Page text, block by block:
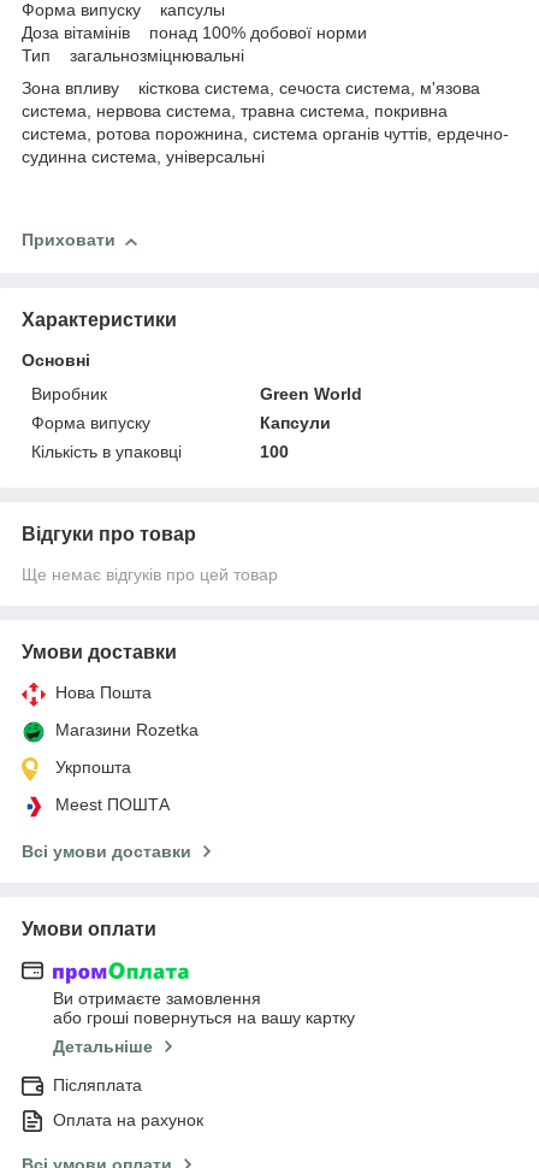
Форма випуску капсулы
Доза вітамінів понад 100% добової норми
Тип загальнозміцнювальні
Зона впливу кісткова система, сечоста система, м'язова
система, нервова система, травна система, покривна
система, ротова порожнина, система органів чуттів, ердечно-
судинна система, універсальні
Приховати
Характеристики
Основні
Виробник
Green World
Форма випуску
Капсули
Кількість в упаковці
100
Відгуки про товар
Ще немає відгуків про цей товар
Умови доставки
Нова Пошта
Магазини Rozetka
Укрпошта
Meest ПОШТА
Всі умови доставки
Умови оплати
Ви отримаєте замовлення
або гроші повернуться на вашу картку
Детальніше
Післяплата
Оплата на рахунок